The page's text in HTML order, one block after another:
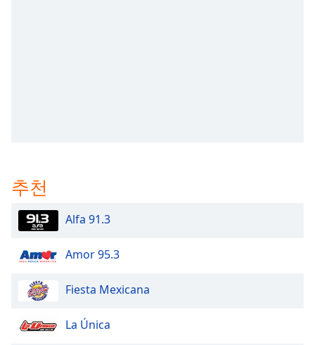
Fullscreen
This
window.
Beginning
dialog
추천
Alfa 91.3
Amor 95.3
Fiesta Mexicana
La Única